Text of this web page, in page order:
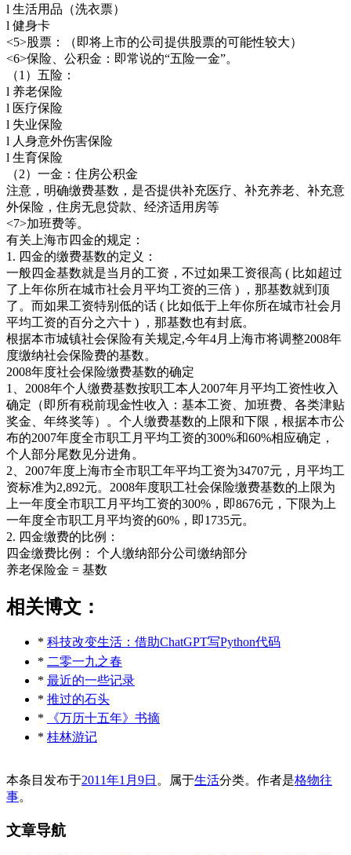
l 生活用品（洗衣票）
l 健身卡
<5>股票：（即将上市的公司提供股票的可能性较大）
<6>保险、公积金：即常说的“五险一金”。
（1）五险：
l 养老保险
l 医疗保险
l 失业保险
l 人身意外伤害保险
l 生育保险
（2）一金：住房公积金
注意，明确缴费基数，是否提供补充医疗、补充养老、补充意
外保险，住房无息贷款、经济适用房等
<7>加班费等。
有关上海市四金的规定：
1. 四金的缴费基数的定义：
一般四金基数就是当月的工资，不过如果工资很高 ( 比如超过
了上年你所在城市社会月平均工资的三倍 ) ，那基数就到顶
了。而如果工资特别低的话 ( 比如低于上年你所在城市社会月
平均工资的百分之六十 ) ，那基数也有封底。
根据本市城镇社会保险有关规定,今年4月上海市将调整2008年
度缴纳社会保险费的基数。
2008年度社会保险缴费基数的确定
1、2008年个人缴费基数按职工本人2007年月平均工资性收入
确定（即所有税前现金性收入：基本工资、加班费、各类津贴
奖金、年终奖等）。个人缴费基数的上限和下限，根据本市公
布的2007年度全市职工月平均工资的300%和60%相应确定，
个人部分尾数见分进角。
2、2007年度上海市全市职工年平均工资为34707元，月平均工
资标准为2,892元。2008年度职工社会保险缴费基数的上限为
上一年度全市职工月平均工资的300%，即8676元，下限为上
一年度全市职工月平均资的60%，即1735元。
2. 四金缴费的比例：
四金缴费比例： 个人缴纳部分公司缴纳部分
养老保险金 = 基数
相关博文：
* 科技改变生活：借助ChatGPT写Python代码
* 二零一九之春
* 最近的一些记录
* 推过的石头
*
《万历十五年》书摘
* 桂林游记
本条目发布于2011年1月9日 。属于生活分类。 作者是格物往
事。
文章导航